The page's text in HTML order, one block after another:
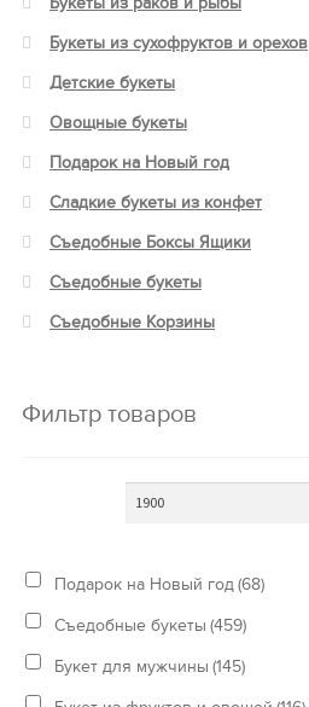
Букеты из сухофруктов и орехов
Детские букеты
Овощные букеты
Подарок на Новый год
Сладкие букеты из конфет
Съедобные Боксы Ящики
Съедобные букеты
Съедобные Корзины
Фильтр товаров
Подарок на Новый год(68)
Съедобные букеты (459)
Букет для мужчины (145)